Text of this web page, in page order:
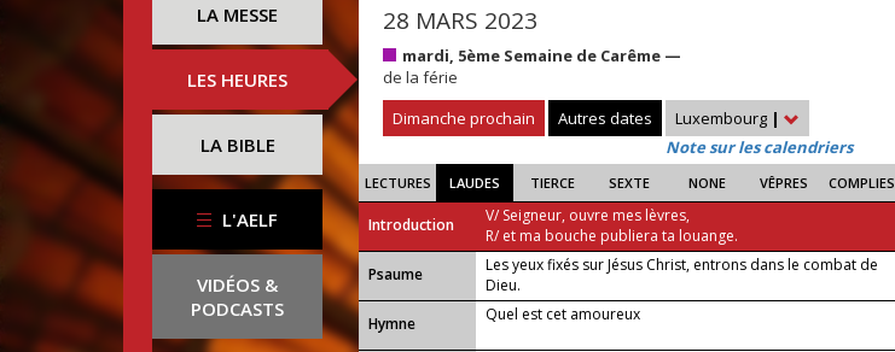
LA MESSE
LES HEURES
LA BIBLE
L'AELF
VIDÉOS &
PODCASTS
28 MARS 2023
mardi, 5ème Semaine de Carême —
de la férie
Dimanche prochain
Autres dates Luxembourg |
Note sur les calendriers
LECTURES LAUDES TIERCE SEXTE NONE VÊPRES COMPLIES
Introduction
V/ Seigneur, ouvre mes lèvres,
R/ et ma bouche publiera ta louange.
Psaume
Les yeux fixés sur Jésus Christ, entrons dans le combat de
Dieu.
Hymne
Quel est cet amoureux